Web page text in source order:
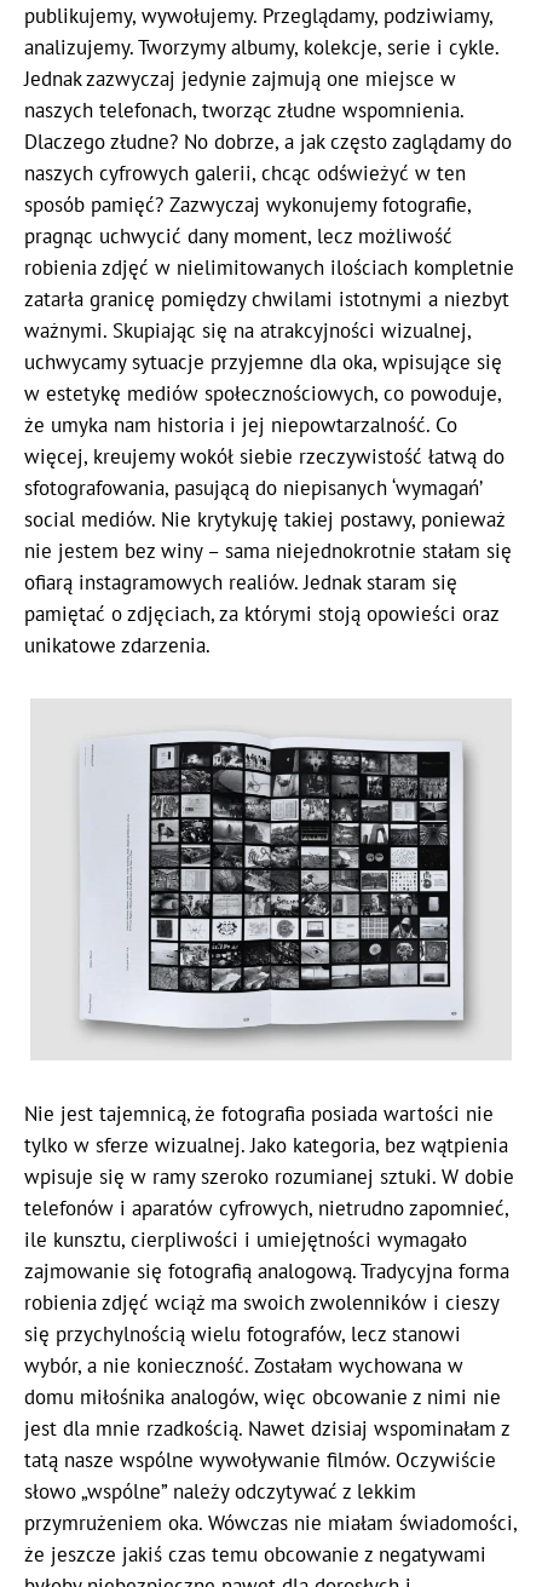
publikujemy, wywołujemy. Przeglądamy, podziwiamy,
analizujemy. Tworzymy albumy, kolekcje, serie i cykle.
Jednak zazwyczaj jedynie zajmują one miejsce w
naszych telefonach, tworząc złudne wspomnienia.
Dlaczego złudne? No dobrze, a jak często zaglądamy do
naszych cyfrowych galerii, chcąc odświeżyć w ten
sposób pamięć? Zazwyczaj wykonujemy fotografie,
pragnąc uchwycić dany moment, lecz możliwość
robienia zdjęć w nielimitowanych ilościach kompletnie
zatarła granicę pomiędzy chwilami istotnymi a niezbyt
ważnymi. Skupiając się na atrakcyjności wizualnej,
uchwycamy sytuacje przyjemne dla oka, wpisujące się
w estetykę mediów społecznościowych, co powoduje,
że umyka nam historia i jej niepowtarzalność. Co
więcej, kreujemy wokół siebie rzeczywistość łatwą do
sfotografowania, pasującą do niepisanych ‘wymagań’
social mediów. Nie krytykuję takiej postawy, ponieważ
nie jestem bez winy – sama niejednokrotnie stałam się
ofiarą instagramowych realiów. Jednak staram się
pamiętać o zdjęciach, za którymi stoją opowieści oraz
unikatowe zdarzenia.
Nie jest tajemnicą, że fotografia posiada wartości nie
tylko w sferze wizualnej. Jako kategoria, bez wątpienia
wpisuje się w ramy szeroko rozumianej sztuki. W dobie
telefonów i aparatów cyfrowych, nietrudno zapomnieć,
ile kunsztu, cierpliwości i umiejętności wymagało
zajmowanie się fotografią analogową. Tradycyjna forma
robienia zdjęć wciąż ma swoich zwolenników i cieszy
się przychylnością wielu fotografów, lecz stanowi
wybór, a nie konieczność. Zostałam wychowana w
domu miłośnika analogów, więc obcowanie z nimi nie
jest dla mnie rzadkością. Nawet dzisiaj wspominałam z
tatą nasze wspólne wywoływanie filmów. Oczywiście
słowo „wspólne” należy odczytywać z lekkim
przymrużeniem oka. Wówczas nie miałam świadomości,
że jeszcze jakiś czas temu obcowanie z negatywami